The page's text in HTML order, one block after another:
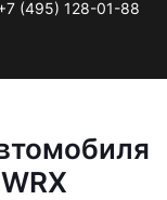
(495) 128-01-88